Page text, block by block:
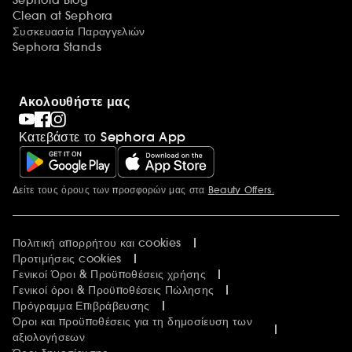
Clean at Sephora
Συσκευασία Παραγγελιών
Sephora Stands
Ακολουθήστε μας
Κατεβάστε το Sephora App
Περισσότερες πληροφορίες
Δείτε τους όρους των προσφορών μας στα Beauty Offers.
Πολιτική απορρήτου και cookies
Προτιμήσεις cookies
Γενικοί Όροι & Προϋποθέσεις χρήσης
Γενικοί όροι & Προϋποθέσεις Πώλησης
Πρόγραμμα Επιβράβευσης
Όροι και προϋποθέσεις για τη δημοσίευση των
αξιολογήσεων